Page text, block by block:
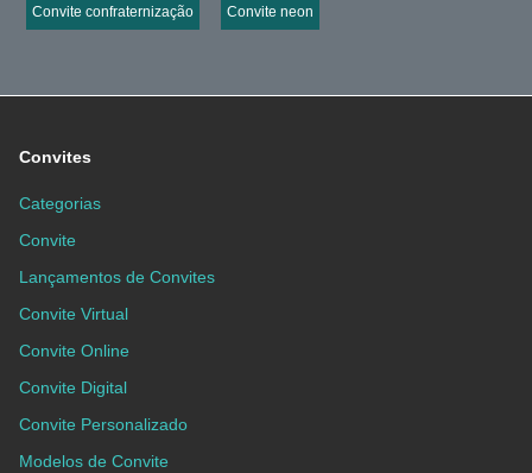
Convite confraternização Convite neon
Convites
Categorias
Convite
Lançamentos de Convites
Convite Virtual
Convite Online
Convite Digital
Convite Personalizado
Modelos de Convite